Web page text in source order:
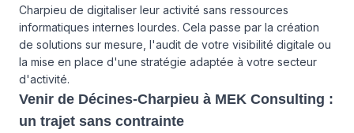
Charpieu de digitaliser leur activité sans ressources
informatiques internes lourdes. Cela passe par la création
de solutions sur mesure, l'audit de votre visibilité digitale ou
la mise en place d'une stratégie adaptée à votre secteur
d'activité.
Venir de Décines-Charpieu à MEK Consulting :
un trajet sans contrainte